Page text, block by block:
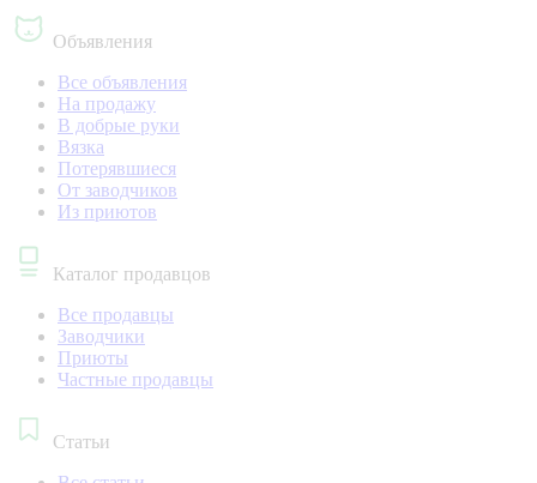
Объявления
Все объявления
На продажу
В добрые руки
Вязка
Потерявшиеся
От заводчиков
Из приютов
Каталог продавцов
Все продавцы
Заводчики
Приюты
Частные продавцы
Статьи